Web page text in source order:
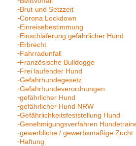
Brut-und Setzzeit
Corona Lockdown
Einreisebestimmung
Einschläferung gefährlicher Hund
Erbrecht
Fahrradunfall
Französische Bulldogge
Frei laufender Hund
Gefahrhundegesetz
Gefahrhundeverordnungen
gefährlicher Hund
gefährlicher Hund NRW
Gefährlichkeitsfeststellung Hund
Genehmigungsverfahren
gewerbliche / gewerbsmäßige Zucht
Haftung